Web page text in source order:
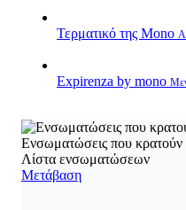
Τερματικό της Mono
Expirenza by mono
Ενσωματώσεις που κρατούν
Λίστα ενσωματώσεων
Μετάβαση